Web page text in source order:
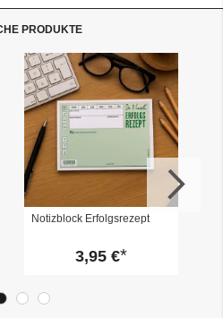
PRODUKTE
Notizblock Erfolgsrezept
3,95 €